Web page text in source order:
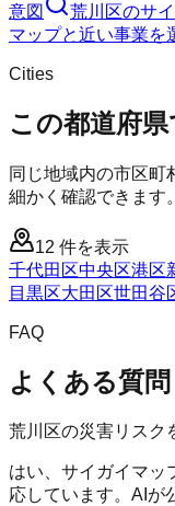
意図
荒川区のサ
マップと近い事業を
Cities
この都道府
同じ地域内の市区町
細かく確認できます。
12 件を表示
千代田区中央区港区
目黒区大田区世田谷
FAQ
よくある質問
荒川区の災害リスク
はい、サイガイマッ
応しています。AIが